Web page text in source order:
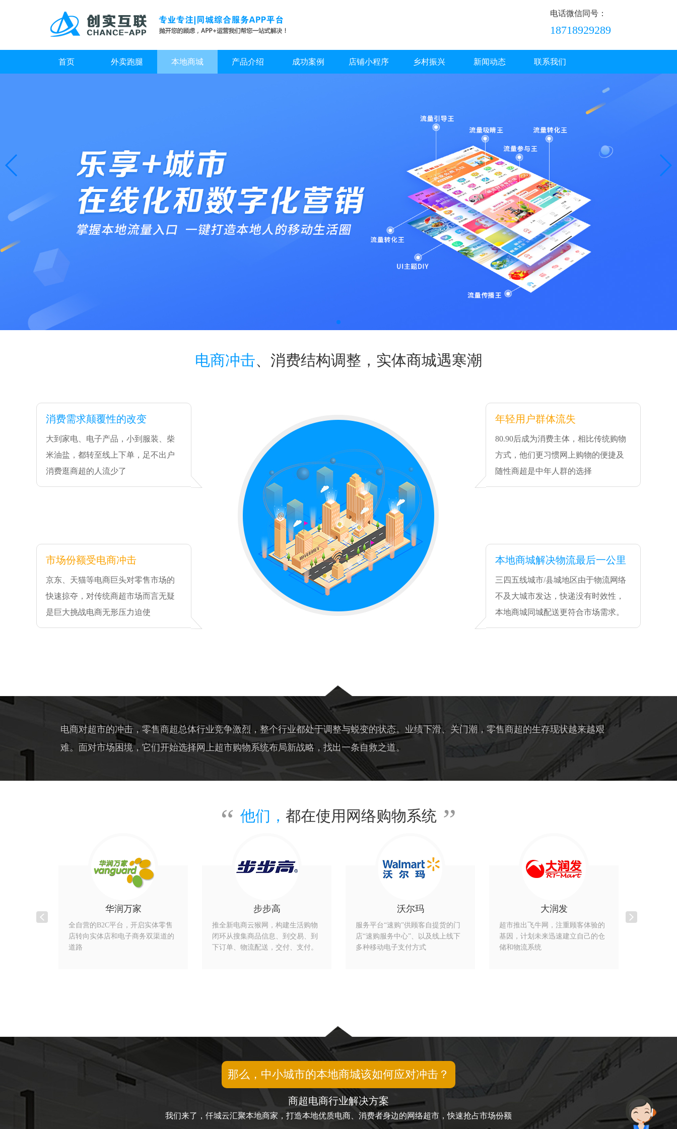
电话微信同号：
18718929289
首页 外卖跑腿 本地商城 产品介绍 成功案例 店铺小程序 乡村振兴 新闻动态 联系我们
电商冲击、消费结构调整，实体商城遇寒潮
消费需求颠覆性的改变
大到家电、电子产品，小到服装、柴
米油盐，都转至线上下单，足不出户
消费逛商超的人流少了
年轻用户群体流失
80.90后成为消费主体，相比传统购物
方式，他们更习惯网上购物的便捷及
随性商超是中年人群的选择
市场份额受电商冲击
京东、天猫等电商巨头对零售市场的
快速掠夺，对传统商超市场而言无疑
是巨大挑战电商无形压力迫使
本地商城解决物流最后一公里
三四五线城市/县城地区由于物流网络
不及大城市发达，快递没有时效性，
本地商城同城配送更符合市场需求。
电商对超市的冲击，零售商超总体行业竞争激烈，整个行业都处于调整与蜕变的状态。业绩下滑、关门潮，零售商超的生存现状越来越艰
难。面对市场困境，它们开始选择网上超市购物系统布局新战略，找出一条自救之道。
他们， 都在使用网络购物系统
华润万家
全自营的B2C平台，开启实体零售
店转向实体店和电子商务双渠道的
道路
步步高
推全新电商云猴网，构建生活购物
闭环从搜集商品信息、到交易、到
下订单、物流配送，交付、支付。
沃尔玛
服务平台“速购”供顾客自提货的门
店“速购服务中心”、以及线上线下
多种移动电子支付方式
大润发
超市推出飞牛网，注重顾客体验的
基因，计划未来迅速建立自己的仓
储和物流系统
那么，中小城市的本地商城该如何应对冲击？
商超电商行业解决方案
我们来了，仟城云汇聚本地商家，打造本地优质电商、消费者身边的网络超市，快速抢占市场份额